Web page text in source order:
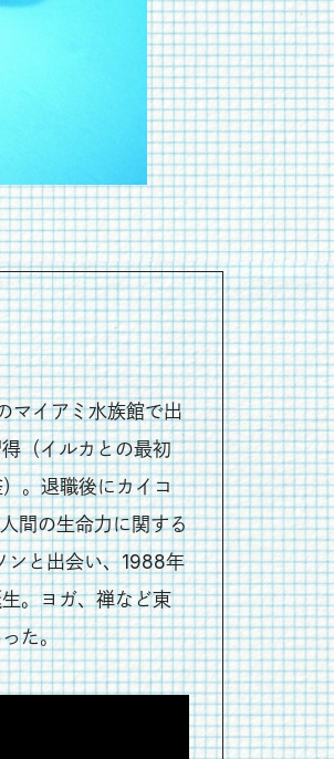
マイアミ水族館で出
（イルカとの最初
。退職後にカイコ
間の生命力に関する
ンと出会い、1988年
。ヨガ、禅など東
た。